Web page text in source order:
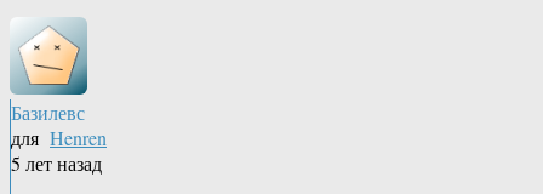
Базилевс
для Henren
5 лет назад